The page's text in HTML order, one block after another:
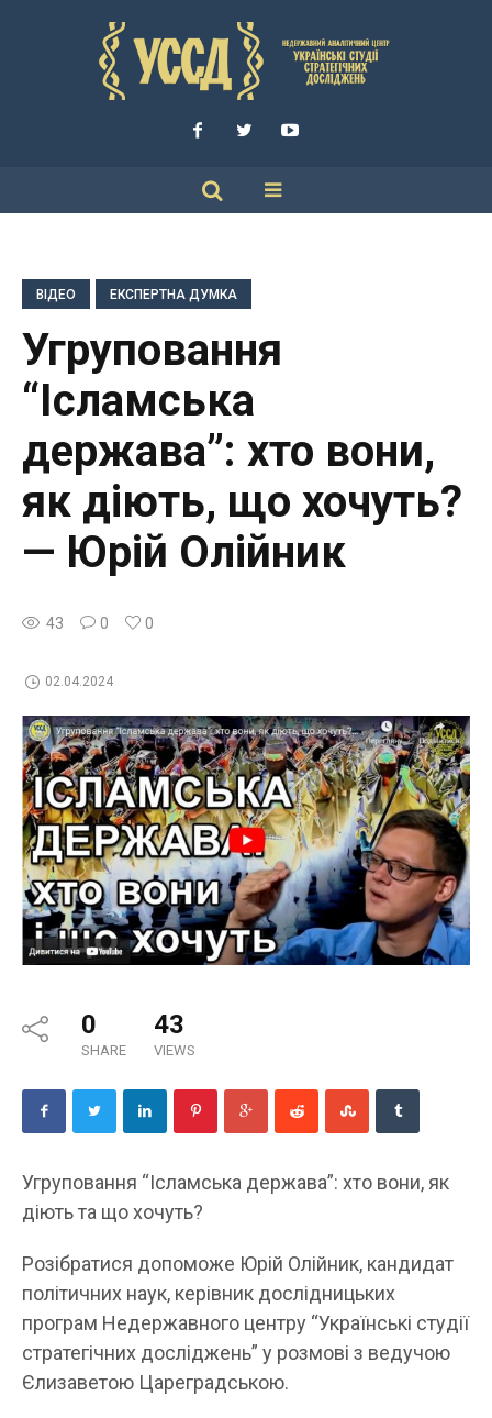
ВІДЕО ЕКСПЕРТНА ДУМКА
Угруповання
“Ісламська
держава”: хто вони,
як діють, що хочуть?
— Юрій Олійник
43 0 0
02.04.2024
0
SHARE
43
VIEWS
Угруповання “Ісламська держава”: хто вони, як
діють та що хочуть?
Розібратися допоможе Юрій Олійник, кандидат
політичних наук, керівник дослідницьких
програм Недержавного центру “Українські студії
стратегічних досліджень” у розмові з ведучою
Єлизаветою Цареградською.